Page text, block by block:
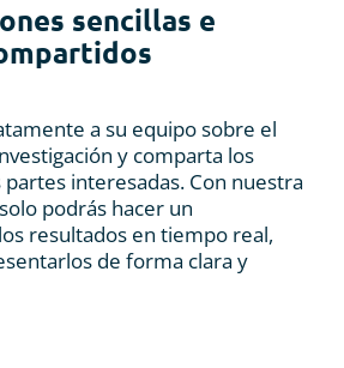
sencillas e
a su equipo sobre el
y comparta los
interesadas. Con nuestra
podrás hacer un
resultados en tiempo real,
de forma clara y